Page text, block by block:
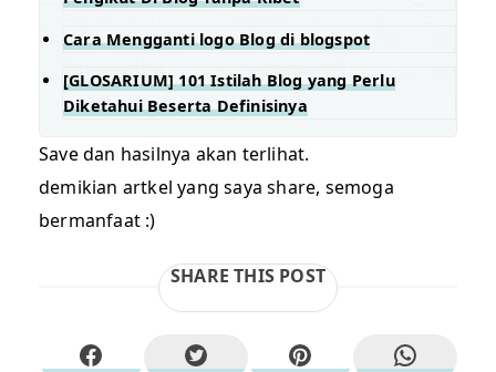
Cara Mengganti logo Blog di blogspot
[GLOSARIUM] 101 Istilah Blog yang Perlu
Diketahui Beserta Definisinya
Save dan hasilnya akan terlihat.
demikian artkel yang saya share, semoga
bermanfaat :)
SHARE THIS POST